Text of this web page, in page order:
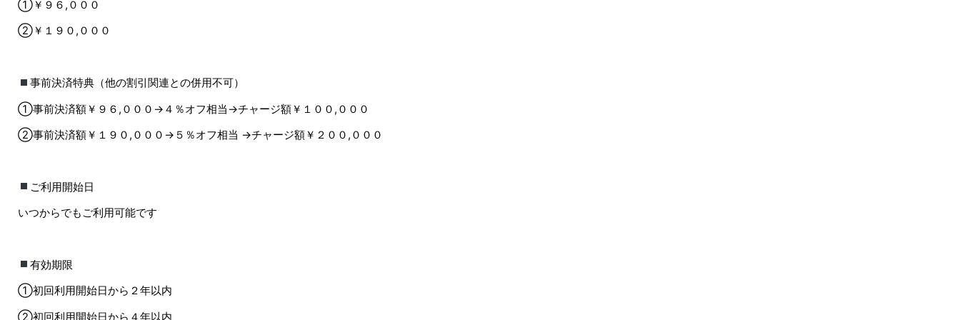
①￥９６,０００
②￥１９０,０００
事前決済特典（他の割引関連との併用不可）
①事前決済額￥９６,０００→４％オフ相当→チャージ額￥１００,０００
②事前決済額￥１９０,０００→５％オフ相当 →チャージ額￥２００,０００
ご利用開始日
いつからでもご利用可能です
有効期限
①初回利用開始日から２年以内
②初回利用開始日から４年以内